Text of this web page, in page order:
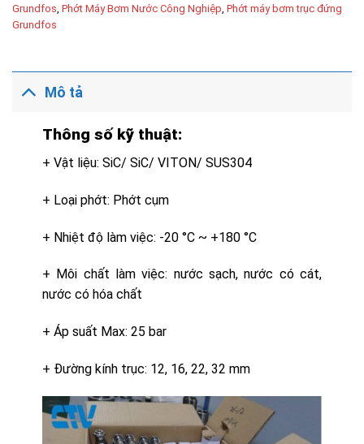
Grundfos Phớt Máy Bơm Nước Công Nghiệp Phớt máy bơm trục đứng
Grundfos
Mô tả
Thông số kỹ thuật:
+ Vật liệu: SiC/ SiC/ VITON/ SUS304
+ Loại phớt: Phớt cụm
+ Nhiệt độ làm việc: -20 °C ~ +180 °C
+ Môi chất làm việc: nước sạch, nước có cát,
nước có hóa chất
+ Áp suất Max: 25 bar
+ Đường kính trục: 12, 16, 22, 32 mm